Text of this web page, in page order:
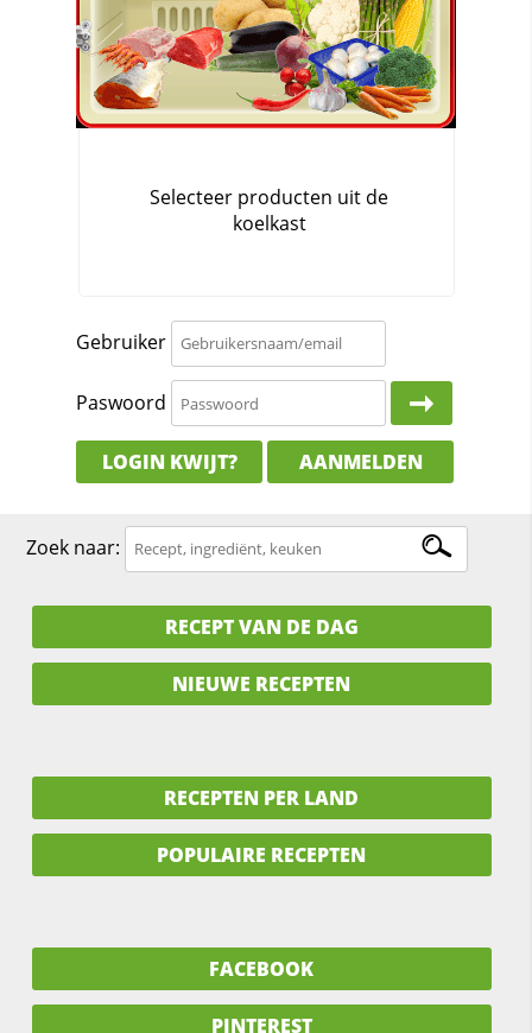
Gebruiker
Paswoord
LOGIN KWIJT? AANMELDEN
Zoek naar:
RECEPT VAN DE DAG
NIEUWE RECEPTEN
RECEPTEN PER LAND
POPULAIRE RECEPTEN
FACEBOOK
PINTEREST